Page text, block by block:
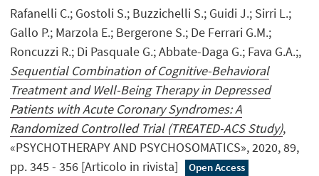
Rafanelli C.; Gostoli S.; Buzzichelli S.; Guidi J.; Sirri L.;
Gallo P.; Marzola E.; Bergerone S.; De Ferrari G.M.;
Roncuzzi R.; Di Pasquale G.; Abbate-Daga G.; Fava G.A.;,
Sequential Combination of Cognitive-Behavioral
Treatment and Well-Being Therapy in Depressed
Patients with Acute Coronary Syndromes: A
Randomized Controlled Trial (TREATED-ACS Study),
«PSYCHOTHERAPY AND PSYCHOSOMATICS», 2020, 89,
pp. 345 - 356 [Articolo in rivista]
Open Access